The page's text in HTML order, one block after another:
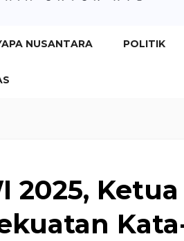
NUSANTARA POLITIK
2025,